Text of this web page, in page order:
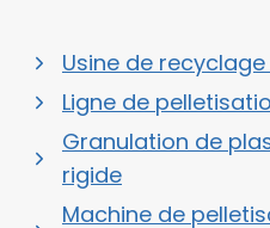
Usine de recyclage
Ligne de
Granulation de
rigide
Machine de